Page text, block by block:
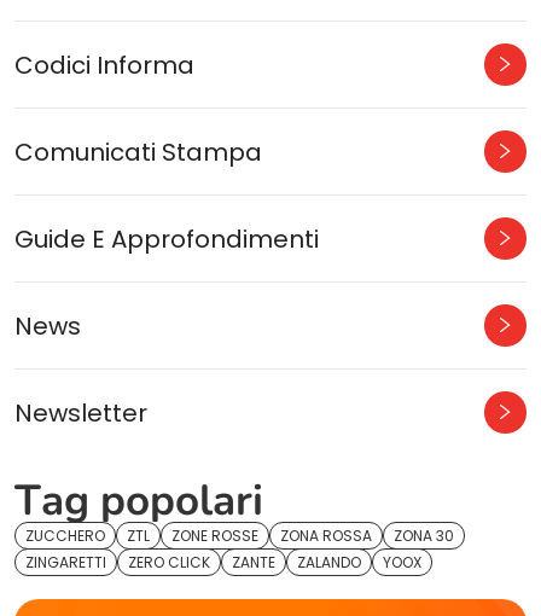
Codici Informa
Comunicati Stampa
Guide E Approfondimenti
News
Newsletter
Tag popolari
ZUCCHERO ZTL ZONE ROSSE ZONA ROSSA
ZONA 30
ZINGARETTI
ZERO CLICK ZANTE ZALANDO YOOX